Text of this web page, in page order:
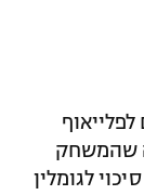
שהמשחק
לגומלין